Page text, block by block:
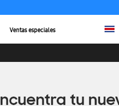
Ventas especiales